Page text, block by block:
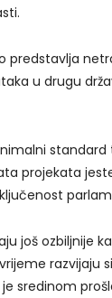
predstavlja
u drugu
standard
projekata
još ozbiljnije
razvijaju
sredinom